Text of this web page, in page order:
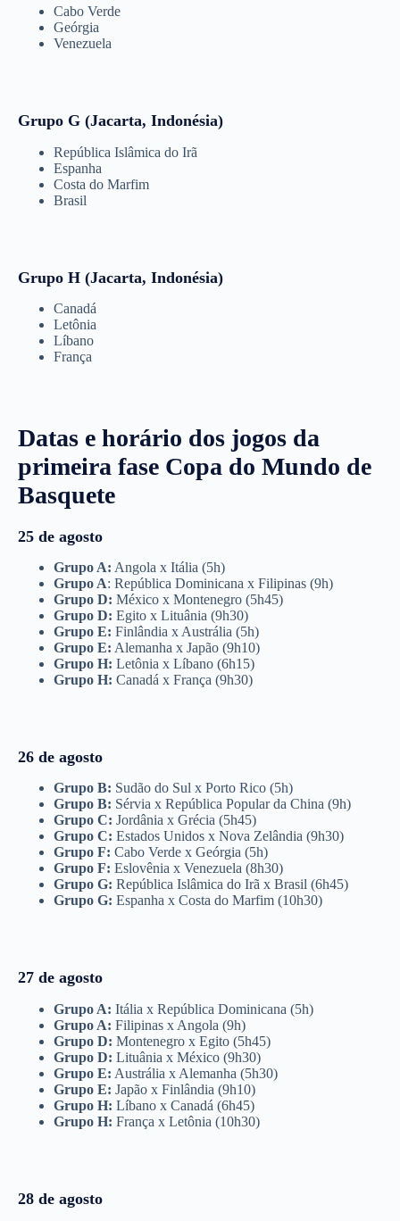
Cabo Verde
Geórgia
Venezuela
Grupo G (Jacarta, Indonésia)
República Islâmica do Irã
Espanha
Costa do Marfim
Brasil
Grupo H (Jacarta, Indonésia)
Canadá
Letônia
Líbano
França
Datas e horário dos jogos da
primeira fase Copa do Mundo de
Basquete
25 de agosto
Grupo A: Angola x Itália (5h)
Grupo A: República Dominicana x Filipinas (9h)
Grupo D: México x Montenegro (5h45)
Grupo D: Egito x Lituânia (9h30)
Grupo E: Finlândia x Austrália (5h)
Grupo E: Alemanha x Japão (9h10)
Grupo H: Letônia x Líbano (6h15)
Grupo H: Canadá x França (9h30)
26 de agosto
Grupo B: Sudão do Sul x Porto Rico (5h)
Grupo B: Sérvia x República Popular da China (9h)
Grupo C: Jordânia x Grécia (5h45)
Grupo C: Estados Unidos x Nova Zelândia (9h30)
Grupo F: Cabo Verde x Geórgia (5h)
Grupo F: Eslovênia x Venezuela (8h30)
Grupo G: República Islâmica do Irã x Brasil (6h45)
Grupo G: Espanha x Costa do Marfim (10h30)
27 de agosto
Grupo A: Itália x República Dominicana (5h)
Grupo A: Filipinas x Angola (9h)
Grupo D: Montenegro x Egito (5h45)
Grupo D: Lituânia x México (9h30)
Grupo E: Austrália x Alemanha (5h30)
Grupo E: Japão x Finlândia (9h10)
Grupo H: Líbano x Canadá (6h45)
Grupo H: França x Letônia (10h30)
28 de agosto